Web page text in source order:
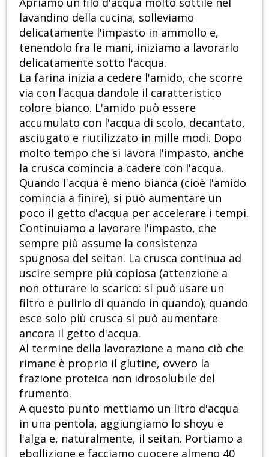
lavandino della cucina, solleviamo
delicatamente l'impasto in ammollo e,
tenendolo fra le mani, iniziamo a lavorarlo
delicatamente sotto l'acqua.
La farina inizia a cedere l'amido, che scorre
via con l'acqua dandole il caratteristico
colore bianco. L'amido può essere
accumulato con l'acqua di scolo, decantato,
asciugato e riutilizzato in mille modi. Dopo
molto tempo che si lavora l'impasto, anche
la crusca comincia a cadere con l'acqua.
Quando l'acqua è meno bianca (cioè l'amido
comincia a finire), si può aumentare un
poco il getto d'acqua per accelerare i tempi.
Continuiamo a lavorare l'impasto, che
sempre più assume la consistenza
spugnosa del seitan. La crusca continua ad
uscire sempre più copiosa (attenzione a
non otturare lo scarico: si può usare un
filtro e pulirlo di quando in quando); quando
esce solo più crusca si può aumentare
ancora il getto d'acqua.
Al termine della lavorazione a mano ciò che
rimane è proprio il glutine, ovvero la
frazione proteica non idrosolubile del
frumento.
A questo punto mettiamo un litro d'acqua
in una pentola, aggiungiamo lo shoyu e
l'alga e, naturalmente, il seitan. Portiamo a
ebollizione e facciamo cuocere almeno 40